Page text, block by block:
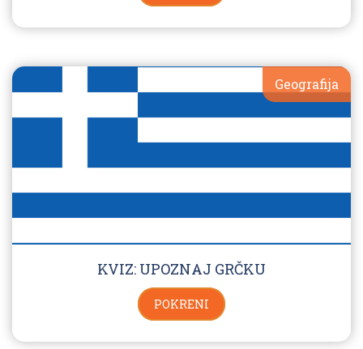
Geografija
KVIZ: UPOZNAJ GRČKU
POKRENI